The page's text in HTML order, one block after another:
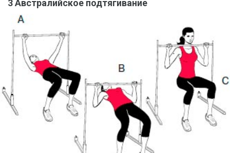
3 Австралийское подтягивание